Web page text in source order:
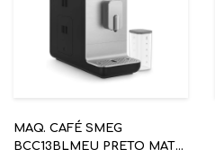
MAQ. CAFÉ SMEG
BCC13BLMEU PRETO MATE